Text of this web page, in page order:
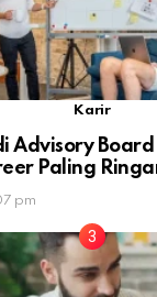
Karir
Advisory
Paling
pm